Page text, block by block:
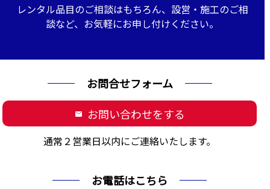
レンタル品目のご相談はもちろん、設営・施工のご相
談など、お気軽にお申し付けください。
お問合せフォーム
mail お問い合わせをする
通常２営業日以内にご連絡いたします。
お電話はこちら